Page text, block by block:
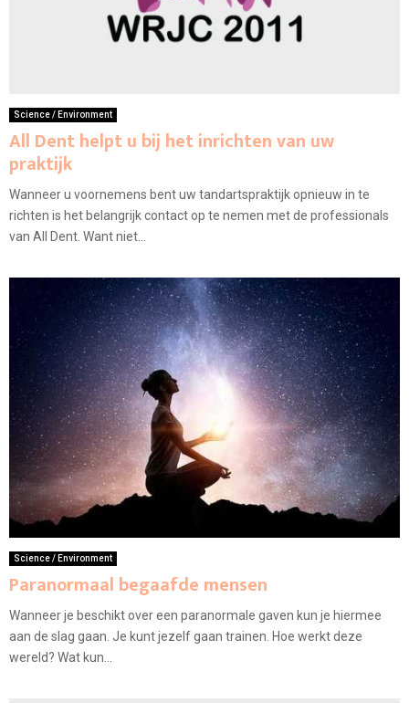
Science / Environment
All Dent helpt u bij het inrichten van uw
praktijk
Wanneer u voornemens bent uw tandartspraktijk opnieuw in te
richten is het belangrijk contact op te nemen met de professionals
van All Dent. Want niet...
Science / Environment
Paranormaal begaafde mensen
Wanneer je beschikt over een paranormale gaven kun je hiermee
aan de slag gaan. Je kunt jezelf gaan trainen. Hoe werkt deze
wereld? Wat kun...